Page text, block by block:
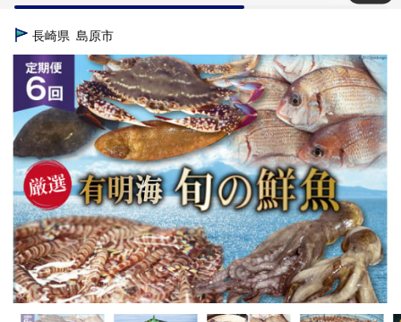
TOP
TOP 魚介類 蟹 BG065【定期便】有明海 旬の鮮魚 漁協お
TOP 魚介類 蟹 ほかの蟹 BG065【定期便】有明海
TOP 魚介類 鮮魚 BG065【定期便】有明海 旬の鮮魚 漁協
TOP 魚介類 鮮魚 ほかの鮮魚 BG065【定期便】有明
長崎県 島原市